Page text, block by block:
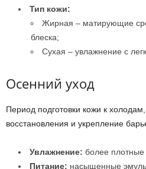
Тип кожи:
Жирная – матирующие
блеска;
Сухая – увлажнение с
Осенний уход
Период подготовки кожи к
восстановления и укрепление
Увлажнение: более
Питание: насыщенные